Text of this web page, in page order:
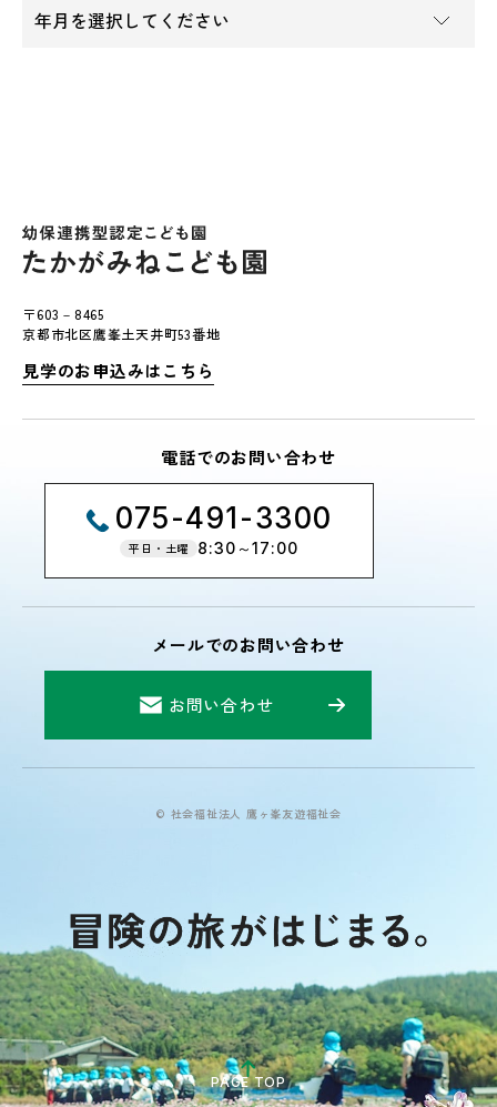
〒603－8465
京都市北区鷹峯土天井町53番地
見学のお申込みはこちら
電話でのお問い合わせ
075-491-3300
平日・土曜 8:30～17:00
メールでのお問い合わせ
お問い合わせ
© 社会福祉法人 鷹ヶ峯友遊福祉会
PAGE TOP